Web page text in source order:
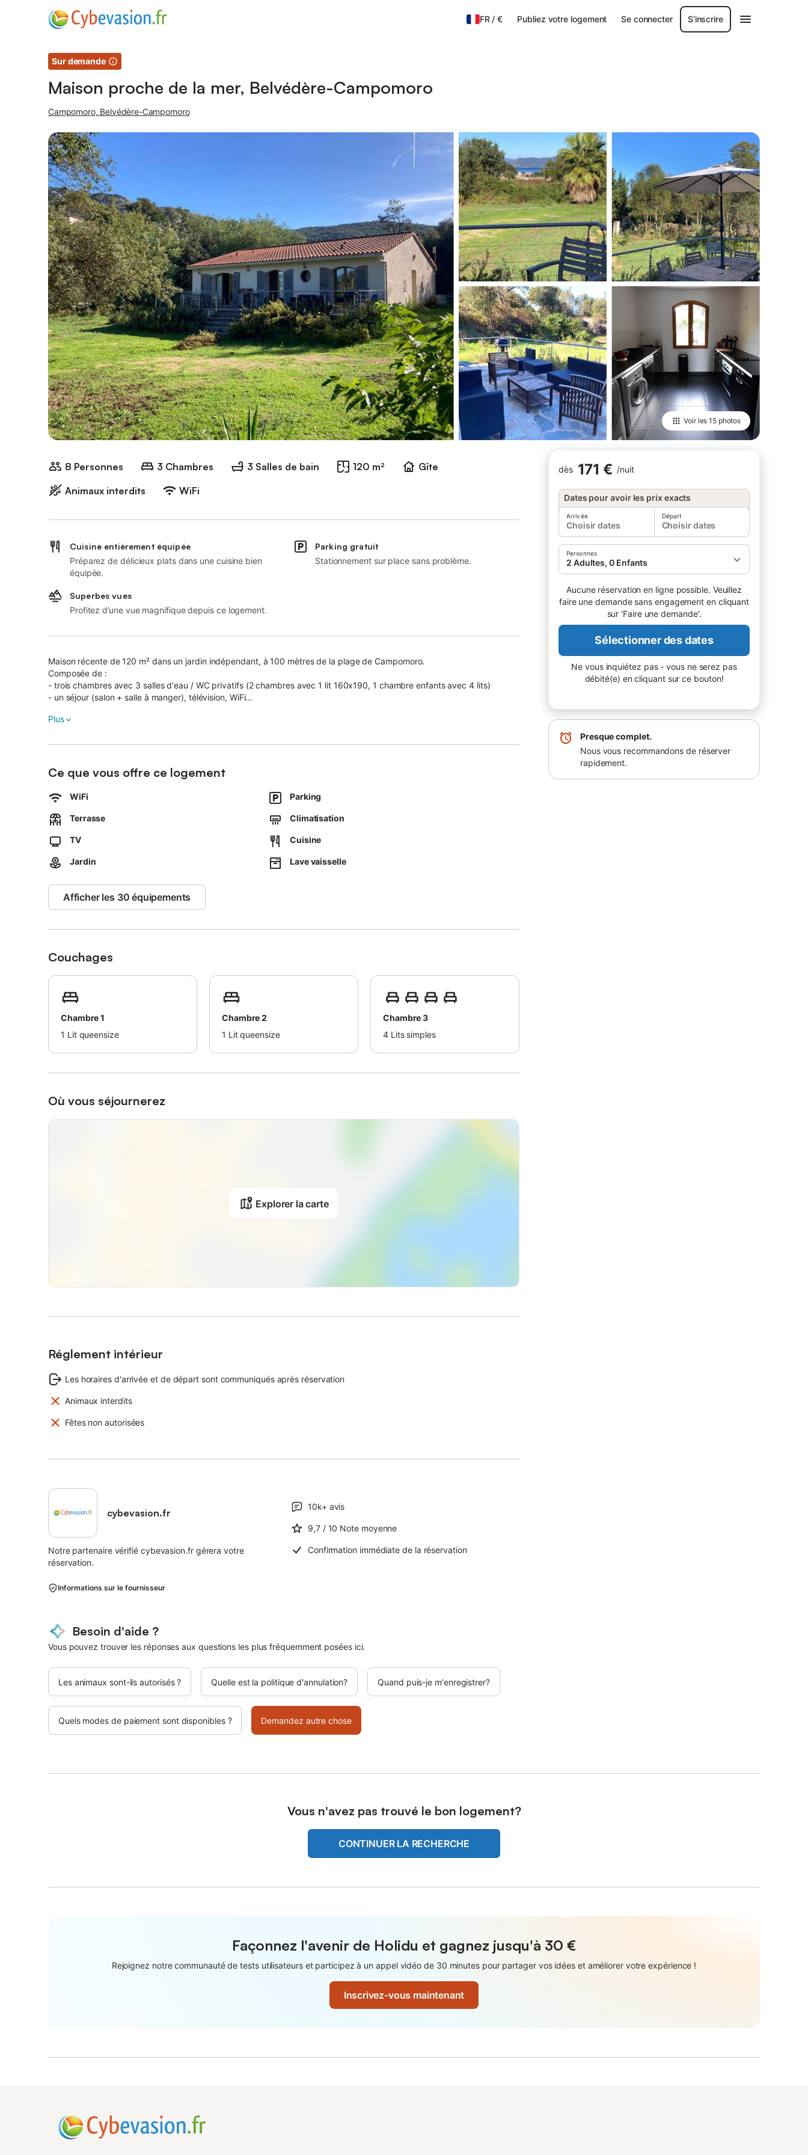
FR/€ Publiez votre logement Se connecter S'inscrire
Sur demande
Maison proche de la mer, Belvédère-Campomoro
Campomoro, Belvédère-Campomoro
Voir les15 photos
Photos Équipements
8 Personnes 3 Chambres 3 Salles de bain 120 m²
Gîte
Animaux interdits
WiFi
dès 171 € /nuit
Dates pour avoir les prix exacts
Arrivée
Choisir dates
Départ
Choisir dates
Personnes
2 Adultes, 0 Enfants
Aucune réservation en ligne possible. Veuillez
faire une demande sans engagement en cliquant
sur 'Faire une demande'.
Sélectionner des dates
Ne vous inquiétez pas - vous ne serez pas
débité(e) en cliquant sur ce bouton!
Presque complet.
Nous vous recommandons de réserver
rapidement.
Cuisine entièrement équipée
Préparez de délicieux plats dans une cuisine bien
équipée.
Parking gratuit
Stationnement sur place sans problème.
Superbes vues
Profitez d’une vue magnifique depuis ce logement.
Maison récente de 120 m² dans un jardin indépendant, à 100 mètres de la plage de Campomoro.
Composée de :
- trois chambres avec 3 salles d'eau / WC privatifs (2 chambres avec 1 lit 160x190, 1 chambre enfants avec 4 lits)
- un séjour (salon + salle à manger), télévision, WiFi
pains, lave-vaisselle, lave-linge, sèche-linge, aspirateur).
Draps et linge de toilette fournis.
À l'extérieur :
Terrasse avec table, fauteuils, salon de jardin, transats, barbecue, plancha.
Jardin avec parking fermé.
Animaux acceptés sous réserve.
Plus
Ce que vous offre ce logement
WiFi Parking
Terrasse Climatisation
TV Cuisine
Jardin Lave vaisselle
Afficher les 30 équipements
Couchages
Chambre 1
1 Lit queensize
Chambre 2
1 Lit queensize
Chambre 3
4 Lits simples
Où vous séjournerez
Explorer la carte
Réglement intérieur
Les horaires d'arrivée et de départ sont communiqués après réservation
Animaux interdits
Fêtes non autorisées
cybevasion.fr
Notre partenaire vérifié cybevasion.fr gérera votre
réservation.
10k+ avis
9,7 / 10 Note moyenne
Confirmation immédiate de la réservation
Informations sur le fournisseur
Besoin d'aide ?
Vous pouvez trouver les réponses aux questions les plus fréquemment posées ici.
Les animaux sont-ils autorisés ? Quelle est la politique d'annulation? Quand puis-je m'enregistrer?
Quels modes de paiement sont disponibles ? Demandez autre chose
Vous n'avez pas trouvé le bon logement?
CONTINUER LA RECHERCHE
Façonnez l'avenir de Holidu et gagnez jusqu'à 30 €
Rejoignez notre communauté de tests utilisateurs et participez à un appel vidéo de 30 minutes pour partager vos idées et améliorer votre expérience !
Inscrivez-vous maintenant